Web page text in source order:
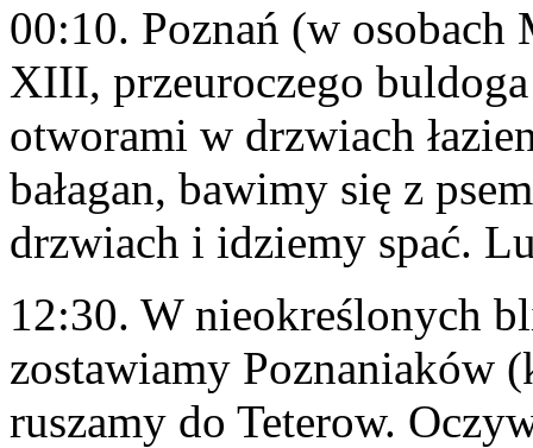
00:10. Poznań (w
XIII, przeuroczego
otworami w drzwiach
bałagan, bawimy się z
drzwiach i idziemy spać.
12:30. W nieokreślonych
zostawiamy Poznaniaków
ruszamy do Teterow.